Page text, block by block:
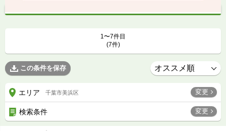
1〜7件目
(7件)
この条件を保存
エリア 千葉市美浜区 変更
検索条件 変更